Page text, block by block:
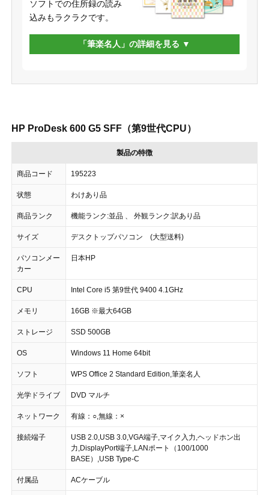
ソフトでの住所録の読み
込みもラクラクです。
「筆楽名人」の詳細を見る
HP ProDesk 600 G5 SFF（第9世代CPU）
製品の特徴
商品コード 195223
状態 わけあり品
商品ランク 機能ランク:並品 、 外観ランク:訳あり品
サイズ デスクトップパソコン (大型送料)
パソコンメー
カー
日本HP
CPU Intel Core i5 第9世代 9400 4.1GHz
メモリ 16GB ※最大64GB
ストレージ SSD 500GB
OS Windows 11 Home 64bit
ソフト WPS Office 2 Standard Edition,筆楽名人
光学ドライブ DVD マルチ
ネットワーク 有線：○,無線：×
接続端子
USB 2.0,USB 3.0,VGA端子,マイク入力,ヘッドホン出
力,DisplayPort端子,LANポート（100/1000
BASE）,USB Type-C
付属品 ACケーブル